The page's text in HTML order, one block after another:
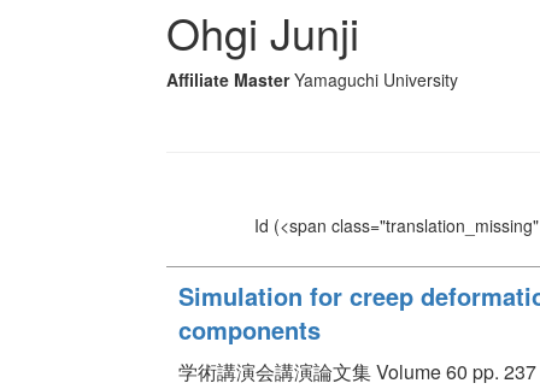
Ohgi Junji
Affiliate Master Yamaguchi University
Id (<span
Simulation for creep
components
学術講演会講演論文集 Volume 60 pp.